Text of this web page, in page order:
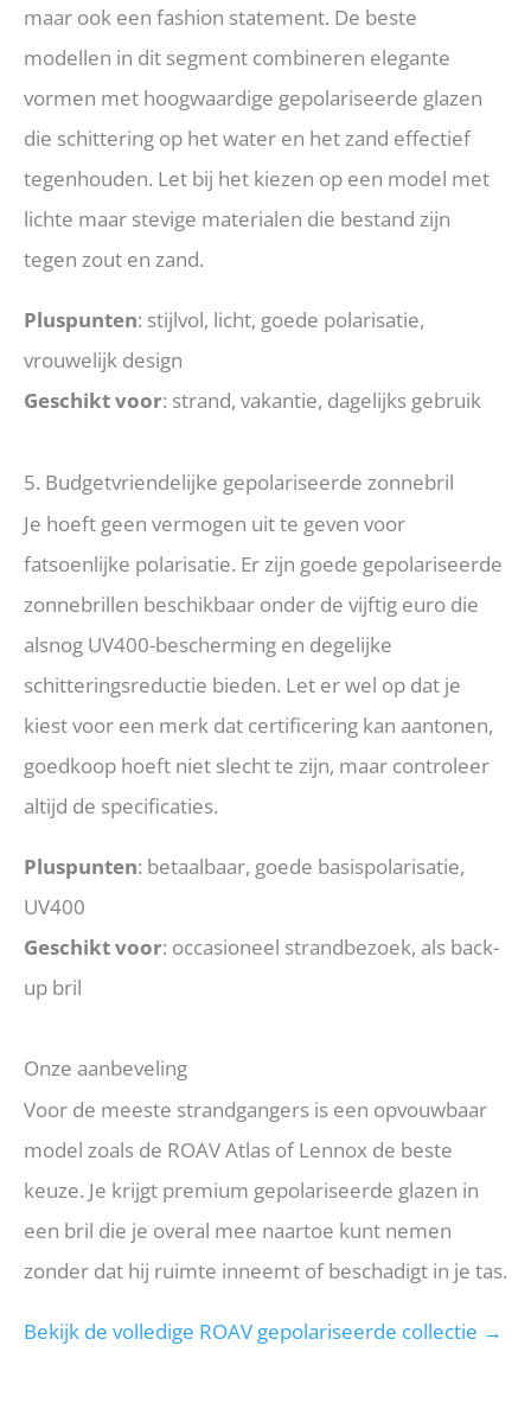
maar ook een fashion statement. De beste
modellen in dit segment combineren elegante
vormen met hoogwaardige gepolariseerde glazen
die schittering op het water en het zand effectief
tegenhouden. Let bij het kiezen op een model met
lichte maar stevige materialen die bestand zijn
tegen zout en zand.
Pluspunten: stijlvol, licht, goede polarisatie,
vrouwelijk design
Geschikt voor: strand, vakantie, dagelijks gebruik
5. Budgetvriendelijke gepolariseerde zonnebril
Je hoeft geen vermogen uit te geven voor
fatsoenlijke polarisatie. Er zijn goede gepolariseerde
zonnebrillen beschikbaar onder de vijftig euro die
alsnog UV400-bescherming en degelijke
schitteringsreductie bieden. Let er wel op dat je
kiest voor een merk dat certificering kan aantonen,
goedkoop hoeft niet slecht te zijn, maar controleer
altijd de specificaties.
Pluspunten: betaalbaar, goede basispolarisatie,
UV400
Geschikt voor: occasioneel strandbezoek, als back-
up bril
Onze aanbeveling
Voor de meeste strandgangers is een opvouwbaar
model zoals de ROAV Atlas of Lennox de beste
keuze. Je krijgt premium gepolariseerde glazen in
een bril die je overal mee naartoe kunt nemen
zonder dat hij ruimte inneemt of beschadigt in je tas.
Bekijk de volledige ROAV gepolariseerde collectie →